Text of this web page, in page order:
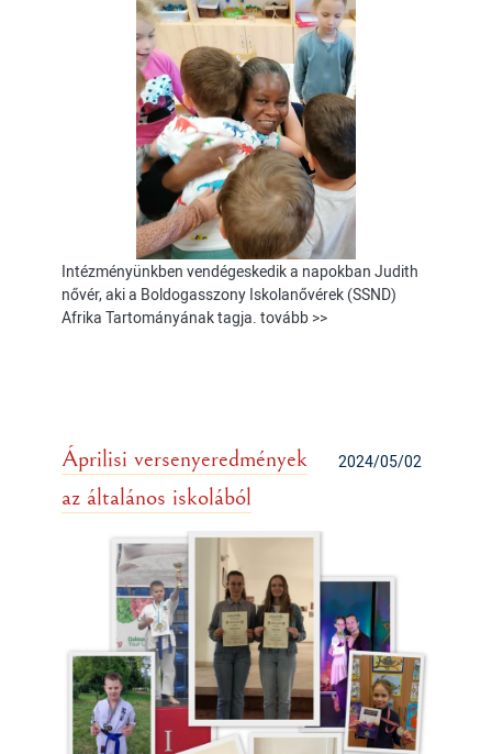
Intézményünkben vendégeskedik a napokban Judith
nővér, aki a Boldogasszony Iskolanővérek (SSND)
Afrika Tartományának tagja. tovább >>
2024/05/02
Áprilisi versenyeredmények
az általános iskolából